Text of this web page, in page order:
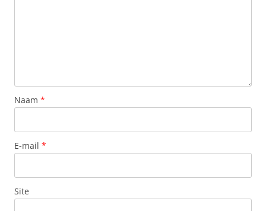
Naam *
E-mail *
Site